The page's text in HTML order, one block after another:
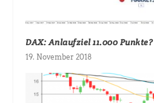
DAX: Anlaufziel 11.000 Punkte?
19. November 2018